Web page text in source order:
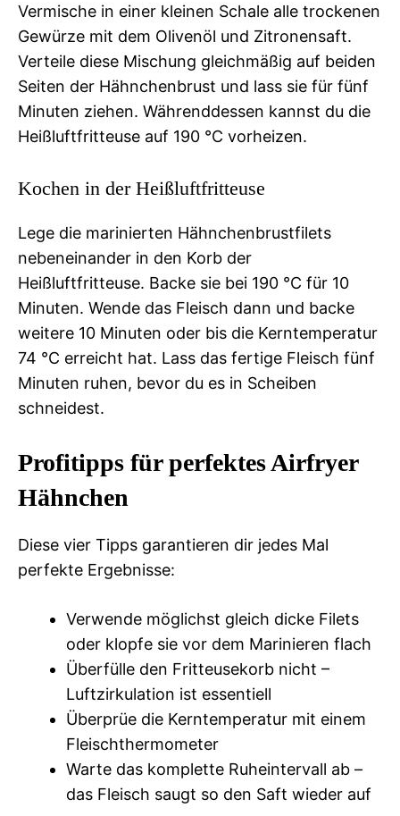
Vermische in einer kleinen Schale alle trockenen
Gewürze mit dem Olivenöl und Zitronensaft.
Verteile diese Mischung gleichmäßig auf beiden
Seiten der Hähnchenbrust und lass sie für fünf
Minuten ziehen. Währenddessen kannst du die
Heißluftfritteuse auf 190 °C vorheizen.
Kochen in der Heißluftfritteuse
Lege die marinierten Hähnchenbrustfilets
nebeneinander in den Korb der
Heißluftfritteuse. Backe sie bei 190 °C für 10
Minuten. Wende das Fleisch dann und backe
weitere 10 Minuten oder bis die Kerntemperatur
74 °C erreicht hat. Lass das fertige Fleisch fünf
Minuten ruhen, bevor du es in Scheiben
schneidest.
Profitipps für perfektes Airfryer
Hähnchen
Diese vier Tipps garantieren dir jedes Mal
perfekte Ergebnisse:
Verwende möglichst gleich dicke Filets
oder klopfe sie vor dem Marinieren flach
Überfülle den Fritteusekorb nicht –
Luftzirkulation ist essentiell
Überprüe die Kerntemperatur mit einem
Fleischthermometer
Warte das komplette Ruheintervall ab –
das Fleisch saugt so den Saft wieder auf